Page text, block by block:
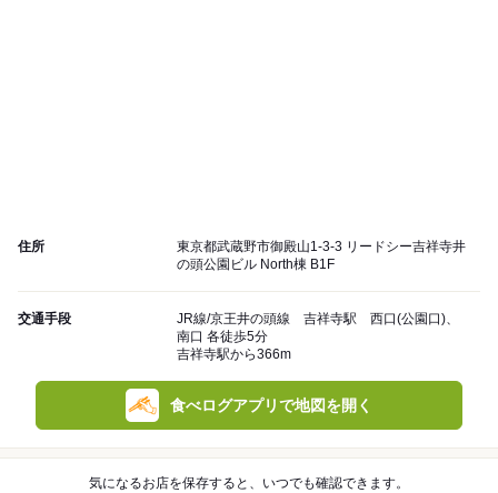
住所
東京都武蔵野市御殿山1-3-3 リードシー吉祥寺井
の頭公園ビル North棟 B1F
交通手段
JR線/京王井の頭線 吉祥寺駅 西口(公園口)、
南口 各徒歩5分
吉祥寺駅から366m
食べログアプリで地図を開く
気になるお店を保存すると、いつでも確認できます。